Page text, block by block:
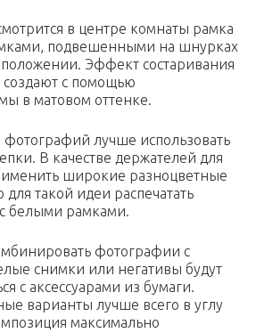
в центре комнаты рамка
подвешенными на шнурках
Эффект состаривания
с помощью
в матовом оттенке.
лучше использовать
В качестве держателей для
широкие разноцветные
такой идеи распечатать
белыми рамками.
фотографии с
снимки или негативы будут
с аксессуарами из бумаги.
варианты лучше всего в углу
максимально